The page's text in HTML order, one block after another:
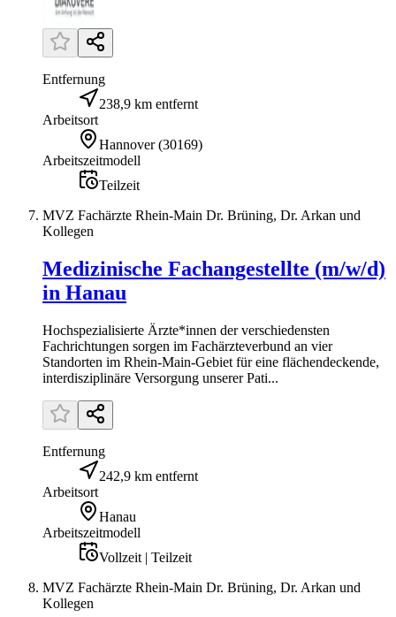
Entfernung
238,9 km entfernt
Arbeitsort
Hannover (30169)
Arbeitszeitmodell
Teilzeit
MVZ Fachärzte Rhein-Main Dr. Brüning, Dr. Arkan und
Kollegen
Medizinische Fachangestellte (m/w/d)
in Hanau
Hochspezialisierte Ärzte*innen der verschiedensten
Fachrichtungen sorgen im Fachärzteverbund an vier
Standorten im Rhein-Main-Gebiet für eine flächendeckende,
interdisziplinäre Versorgung unserer Pati...
Entfernung
242,9 km entfernt
Arbeitsort
Hanau
Arbeitszeitmodell
Vollzeit | Teilzeit
MVZ Fachärzte Rhein-Main Dr. Brüning, Dr. Arkan und
Kollegen